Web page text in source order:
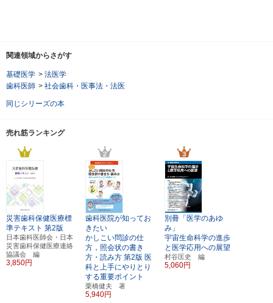
関連領域からさがす
基礎医学 > 法医学
歯科医師 > 社会歯科・医事法・法医
同じシリーズの本
売れ筋ランキング
災害歯科保健医療標
準テキスト 第2版
日本歯科医師会・日本
災害歯科保健医療連絡
協議会 編
3,850円
歯科医院が知ってお
きたい
かしこい問診の仕
方，照会状の書き
方・読み方 第2版 医
科と上手にやりとり
する重要ポイント
栗橋健夫 著
5,940円
別冊「医学のあゆ
み」
宇宙生命科学の進歩
と医学応用への展望
村谷匡史 編
5,060円